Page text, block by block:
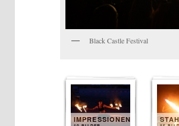
Black Castle Festival
IMPRESSIONEN